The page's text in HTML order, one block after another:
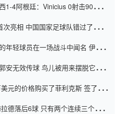
1-4阿根廷：Vinicius 0射击90分钟
亮相 中国国家足球队错过了世界
年轻球员在一场战斗中闻名 伊万放
安无效传球 鸟儿被用来摆脱它
元的价格购买了菲利克斯 签了7年
德落后6球 只有两个连续三个连续